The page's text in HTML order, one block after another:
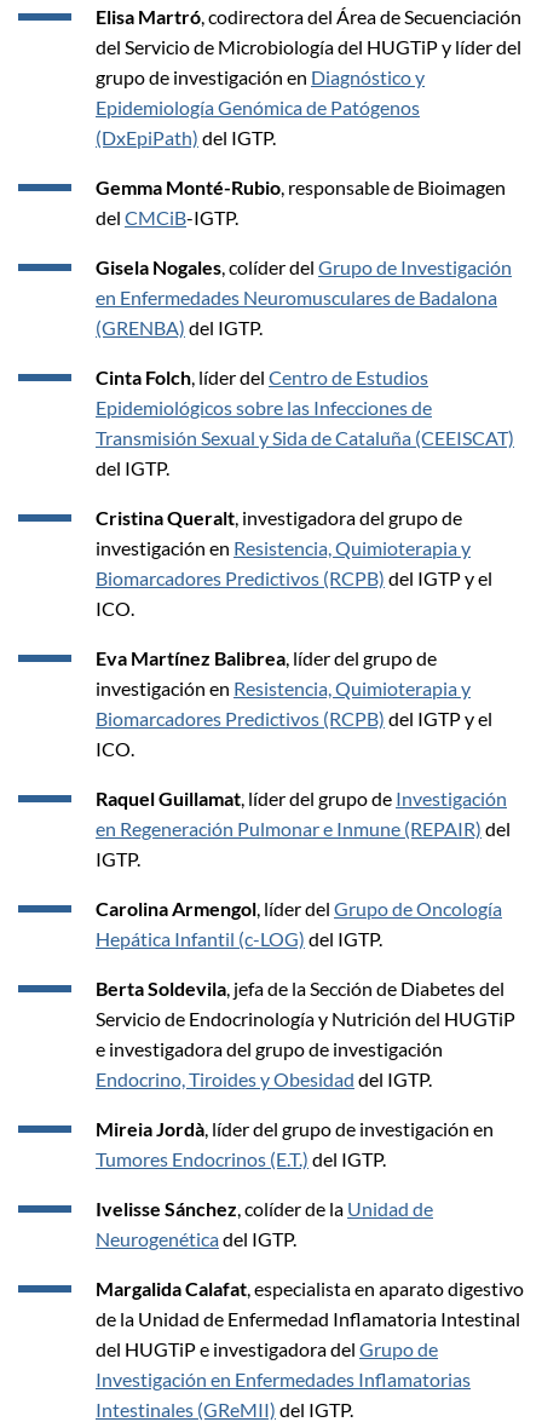
Elisa Martró , codirectora del Área de Secuenciación
del Servicio de Microbiología del HUGTiP y líder del
grupo de investigación en Diagnóstico y
Epidemiología Genómica de Patógenos
(DxEpiPath) del IGTP.
Gemma Monté-Rubio , responsable de Bioimagen
del CMCiB-IGTP.
Gisela Nogales , colíder del Grupo de Investigación
en Enfermedades Neuromusculares de Badalona
(GRENBA) del IGTP.
Cinta Folch , líder del Centro de Estudios
Epidemiológicos sobre las Infecciones de
Transmisión Sexual y Sida de Cataluña (CEEISCAT)
del IGTP.
Cristina Queralt , investigadora del grupo de
investigación en Resistencia, Quimioterapia y
Biomarcadores Predictivos (RCPB) del IGTP y el
ICO.
Eva Martínez Balibrea , líder del grupo de
investigación en Resistencia, Quimioterapia y
Biomarcadores Predictivos (RCPB) del IGTP y el
ICO.
Raquel Guillamat , líder del grupo de Investigación
en Regeneración Pulmonar e Inmune (REPAIR) del
IGTP.
Carolina Armengol , líder del Grupo de Oncología
Hepática Infantil (c-LOG) del IGTP.
Berta Soldevila , jefa de la Sección de Diabetes del
Servicio de Endocrinología y Nutrición del HUGTiP
e investigadora del grupo de investigación
Endocrino, Tiroides y Obesidad del IGTP.
Mireia Jordà , líder del grupo de investigación en
Tumores Endocrinos (E.T.) del IGTP.
Ivelisse Sánchez , colíder de la Unidad de
Neurogenéticadel IGTP.
Margalida Calafat , especialista en aparato digestivo
de la Unidad de Enfermedad Inflamatoria Intestinal
del HUGTiP e investigadora del Grupo de
Investigación en Enfermedades Inflamatorias
Intestinales (GReMII) del IGTP.